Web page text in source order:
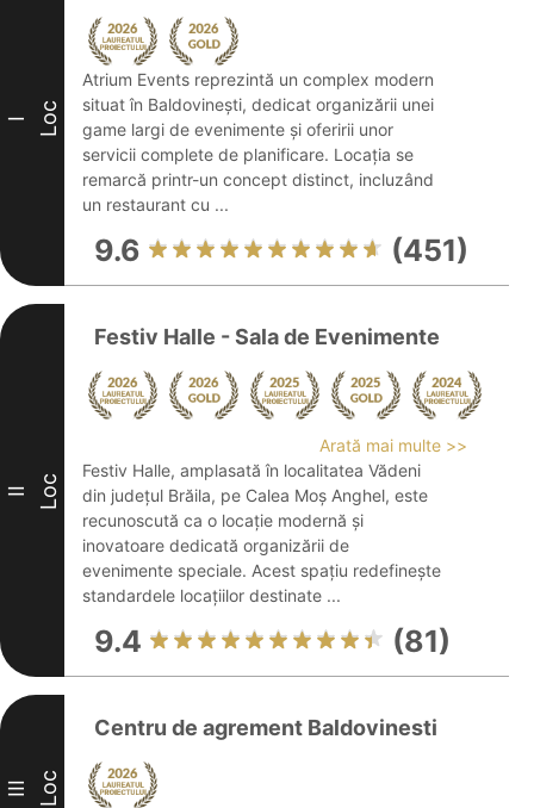
I Loc
Atrium Events reprezintă un complex modern
situat în Baldovinești, dedicat organizării unei
game largi de evenimente și oferirii unor
servicii complete de planificare. Locația se
remarcă printr-un concept distinct, incluzând
un restaurant cu ...
9.6 (451)
II Loc
Festiv Halle - Sala de Evenimente
Arată mai multe >>
Festiv Halle, amplasată în localitatea Vădeni
din județul Brăila, pe Calea Moș Anghel, este
recunoscută ca o locație modernă și
inovatoare dedicată organizării de
evenimente speciale. Acest spațiu redefinește
standardele locațiilor destinate ...
9.4 (81)
III Loc
Centru de agrement Baldovinesti